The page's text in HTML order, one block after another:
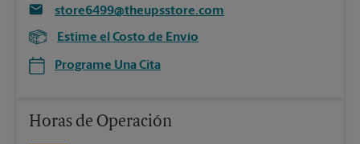
store6499@theupsstore.com
Estime el Costo de Envío
Programe Una Cita
Horas de Operación